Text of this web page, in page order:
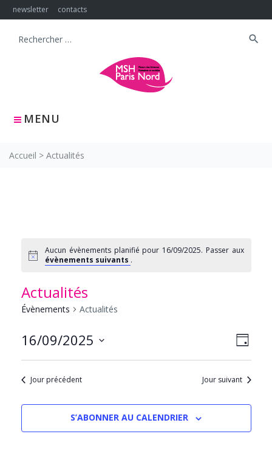
Skip
to
newsletter contacts
MENU
Search
search
Accueil > Actualités
Aucun évènements planifié pour 16/09/2025. Passer aux
évènements suivants .
Actualités
Évènements Actualités
PAR
de
vues
JOUR
16/09/2025
date.Jour précédent Jour suivant
S’ABONNER AU CALENDRIER